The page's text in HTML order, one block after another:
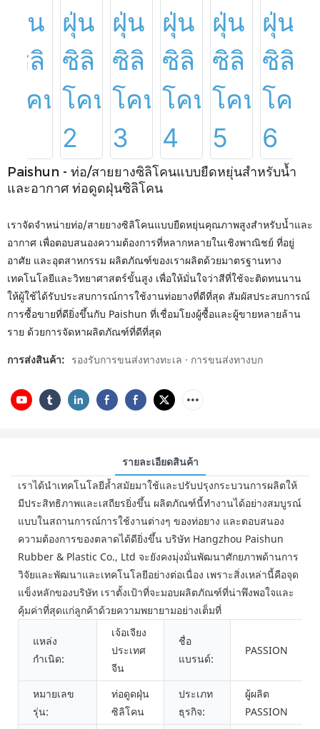
Paishun - ท่อ/สายยางซิลิโคนแบบยืดหยุ่นสำหรับน้ำ
และอากาศ ท่อดูดฝุ่นซิลิโคน
เราจัดจำหน่ายท่อ/สายยางซิลิโคนแบบยืดหยุ่นคุณภาพสูงสำหรับน้ำและ
อากาศ เพื่อตอบสนองความต้องการที่หลากหลายในเชิงพาณิชย์ ที่อยู่
อาศัย และอุตสาหกรรม ผลิตภัณฑ์ของเราผลิตด้วยมาตรฐานทาง
เทคโนโลยีและวิทยาศาสตร์ขั้นสูง เพื่อให้มั่นใจว่าสีที่ใช้จะติดทนนาน
ให้ผู้ใช้ได้รับประสบการณ์การใช้งานท่อยางที่ดีที่สุด สัมผัสประสบการณ์
การซื้อขายที่ดียิ่งขึ้นกับ Paishun ที่เชื่อมโยงผู้ซื้อและผู้ขายหลายล้าน
ราย ด้วยการจัดหาผลิตภัณฑ์ที่ดีที่สุด
การส่งสินค้า: รองรับการขนส่งทางทะเล · การขนส่งทางบก
รายละเอียดสินค้า
เราได้นำเทคโนโลยีล้ำสมัยมาใช้และปรับปรุงกระบวนการผลิตให้
มีประสิทธิภาพและเสถียรยิ่งขึ้น ผลิตภัณฑ์นี้ทำงานได้อย่างสมบูรณ์
แบบในสถานการณ์การใช้งานต่างๆ ของท่อยาง และตอบสนอง
ความต้องการของตลาดได้ดียิ่งขึ้น บริษัท Hangzhou Paishun
Rubber & Plastic Co., Ltd จะยังคงมุ่งมั่นพัฒนาศักยภาพด้านการ
วิจัยและพัฒนาและเทคโนโลยีอย่างต่อเนื่อง เพราะสิ่งเหล่านี้คือจุด
แข็งหลักของบริษัท เราตั้งเป้าที่จะมอบผลิตภัณฑ์ที่น่าพึงพอใจและ
คุ้มค่าที่สุดแก่ลูกค้าด้วยความพยายามอย่างเต็มที่
แหล่ง
กำเนิด:
เจ้อเจียง
ประเทศ
จีน
ชื่อ
แบรนด์:
PASSION
หมายเลข
รุ่น:
ท่อดูดฝุ่น
ซิลิโคน
ประเภท
ธุรกิจ:
ผู้ผลิต
PASSION